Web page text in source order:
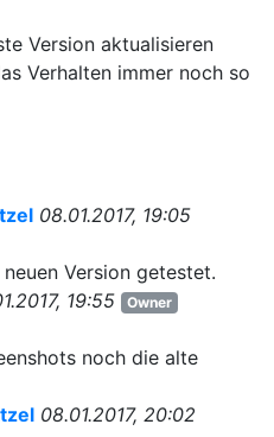
Version aktualisieren
Verhalten immer noch so
08.01.2017, 19:05
Version getestet.
19:55 Owner
noch die alte
08.01.2017, 20:02